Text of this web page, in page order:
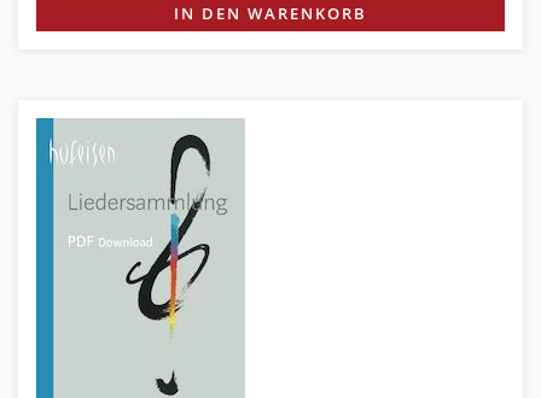
IN DEN WARENKORB